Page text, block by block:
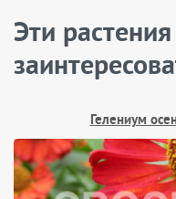
Эти
Гелениум